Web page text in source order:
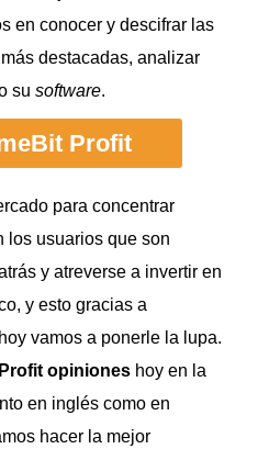
en conocer y descifrar las
más destacadas, analizar
su software.
Profit
para concentrar
los usuarios que son
y atreverse a invertir en
y esto gracias a
vamos a ponerle la lupa.
opiniones hoy en la
en inglés como en
hacer la mejor